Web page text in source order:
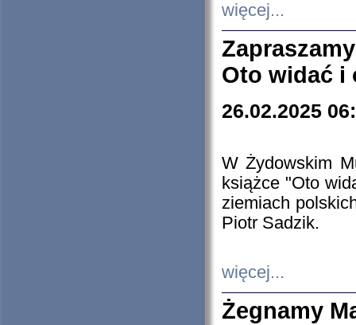
więcej...
Oto widać i
26.02.2025
W Żydowskim
książce "Oto
ziemiach
Piotr Sadzik.
więcej...
Żegnamy